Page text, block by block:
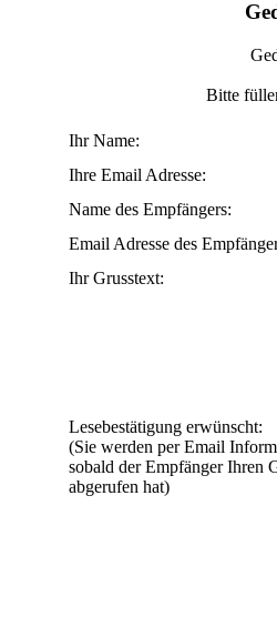
Bitte
Ihr Name:
Ihre Email Adresse:
Name des Empfängers:
Email Adresse des
Ihr Grusstext:
Lesebestätigung erwünscht:
(Sie werden per Email
sobald der Empfänger Ihren
abgerufen hat)